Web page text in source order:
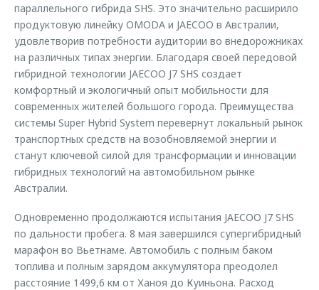
параллельного гибрида SHS. Это значительно расширило
продуктовую линейку OMODA и JAECOO в Австралии,
удовлетворив потребности аудитории во внедорожниках
на различных типах энергии. Благодаря своей передовой
гибридной технологии JAECOO J7 SHS создает
комфортный и экологичный опыт мобильности для
современных жителей большого города. Преимущества
системы Super Hybrid System перевернут локальный рынок
транспортных средств на возобновляемой энергии и
станут ключевой силой для трансформации и инновации
гибридных технологий на автомобильном рынке
Австралии.
Одновременно продолжаются испытания JAECOO J7 SHS
по дальности пробега. 8 мая завершился супергибридный
марафон во Вьетнаме. Автомобиль с полным баком
топлива и полным зарядом аккумулятора преодолел
расстояние 1499,6 км от Ханоя до Куиньона. Расход